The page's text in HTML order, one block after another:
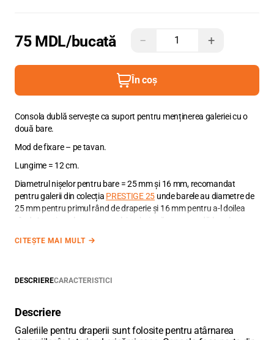
75 MDL/bucată − +
În coș
Consola dublă servește ca suport pentru menținerea galeriei cu o
două bare.
Mod de fixare – pe tavan.
Lungime = 12 cm.
Diametrul nișelor pentru bare = 25 mm și 16 mm, recomandat
pentru galerii din colecția PRESTIGE 25 unde barele au diametre de
25 mm pentru primul rând de draperie și 16 mm pentru a-l doilea
rând. Atenție, culoarea consolei trebuie să corespundă la culoare cu
CITEȘTE MAI MULT
DESCRIERECARACTERISTICI
Descriere
Galeriile pentru draperii sunt folosite pentru atârnarea